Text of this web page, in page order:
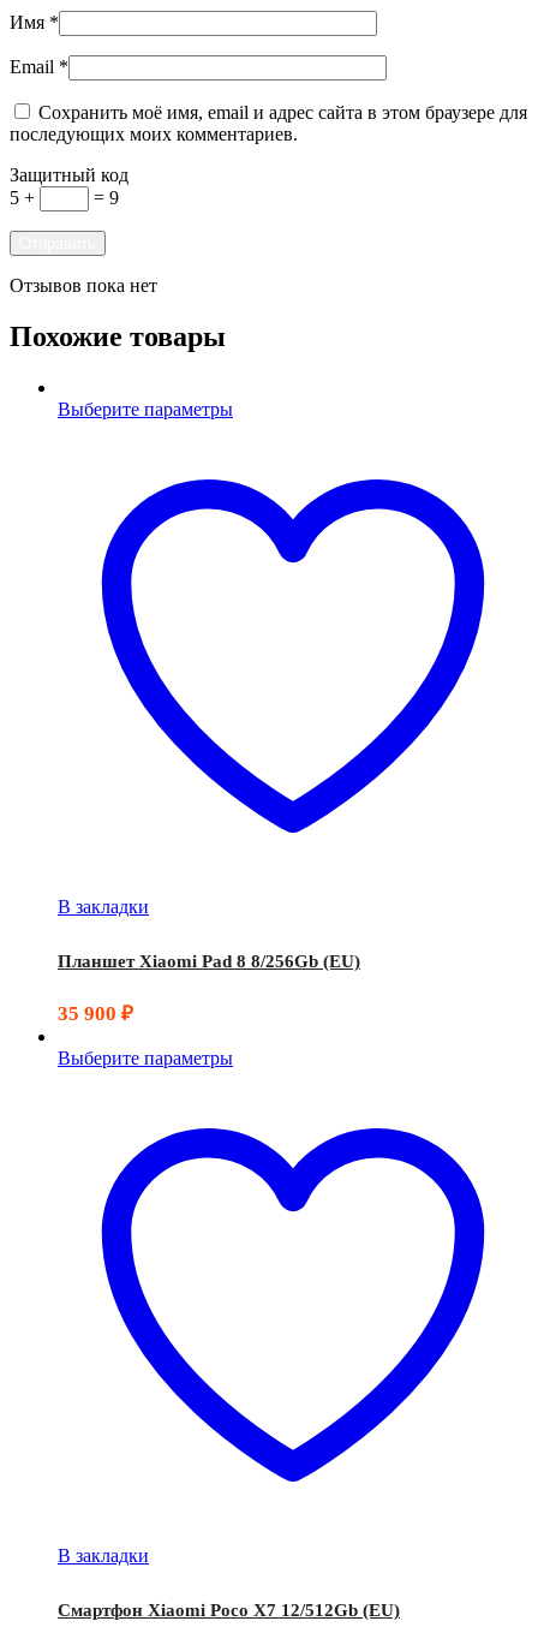
Имя *
Email *
Сохранить моё имя, email и адрес сайта в этом браузере для
последующих моих комментариев.
Защитный код
5 +
= 9
Отзывов пока нет
Похожие товары
Выберите параметры
В закладки
Планшет Xiaomi Pad 8 8/256Gb (EU)
35 900 ₽
Выберите параметры
В закладки
Смартфон Xiaomi Poco X7 12/512Gb (EU)